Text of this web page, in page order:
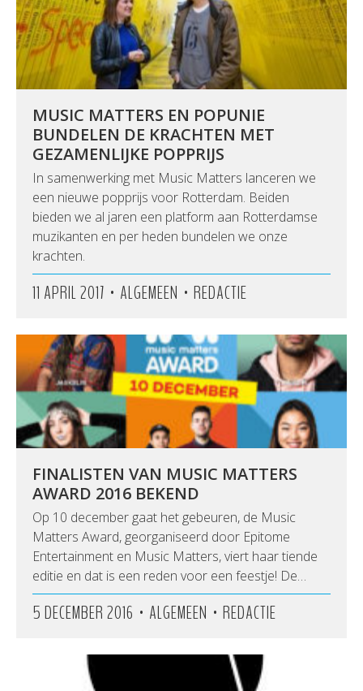
MUSIC MATTERS EN POPUNIE
BUNDELEN DE KRACHTEN MET
GEZAMENLIJKE POPPRIJS
In samenwerking met Music Matters lanceren we
een nieuwe popprijs voor Rotterdam. Beiden
bieden we al jaren een platform aan Rotterdamse
muzikanten en per heden bundelen we onze
krachten.
11 APRIL 2017 • ALGEMEEN • REDACTIE
FINALISTEN VAN MUSIC MATTERS
AWARD 2016 BEKEND
Op 10 december gaat het gebeuren, de Music
Matters Award, georganiseerd door Epitome
Entertainment en Music Matters, viert haar tiende
editie en dat is een reden voor een feestje! De…
5 DECEMBER 2016 • ALGEMEEN • REDACTIE